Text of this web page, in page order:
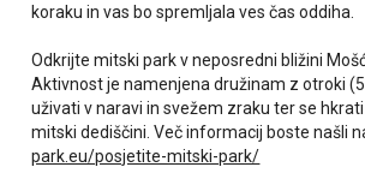
koraku in vas bo spremljala ves čas oddiha.
Odkrijte mitski park v neposredni bližini
Aktivnost je namenjena družinam z otroki
uživati v naravi in svežem zraku ter se
mitski dediščini. Več informacij boste našli
park.eu/posjetite-mitski-park/